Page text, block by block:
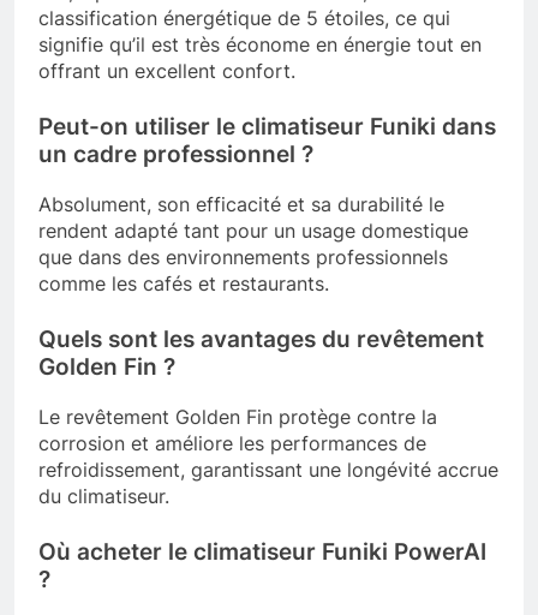
classification énergétique de 5 étoiles, ce qui
signifie qu’il est très économe en énergie tout en
offrant un excellent confort.
Peut-on utiliser le climatiseur Funiki dans
un cadre professionnel ?
Absolument, son efficacité et sa durabilité le
rendent adapté tant pour un usage domestique
que dans des environnements professionnels
comme les cafés et restaurants.
Quels sont les avantages du revêtement
Golden Fin ?
Le revêtement Golden Fin protège contre la
corrosion et améliore les performances de
refroidissement, garantissant une longévité accrue
du climatiseur.
Où acheter le climatiseur Funiki PowerAI
?